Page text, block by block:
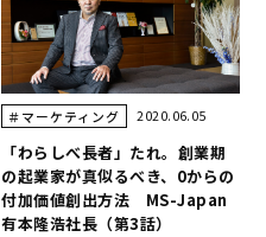
＃マーケティング 2020.06.05
「わらしべ長者」たれ。創業期
の起業家が真似るべき、0からの
付加価値創出方法 MS-Japan
有本隆浩社長（第3話）